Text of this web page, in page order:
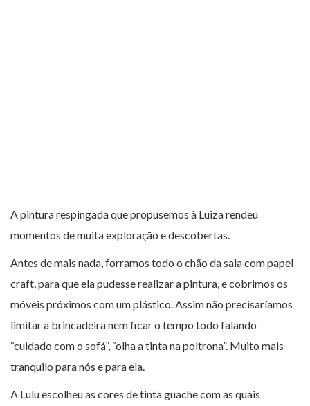
A pintura respingada que propusemos à Luiza rendeu
momentos de muita exploração e descobertas.
Antes de mais nada, forramos todo o chão da sala com papel
craft, para que ela pudesse realizar a pintura, e cobrimos os
móveis próximos com um plástico. Assim não precisaríamos
limitar a brincadeira nem ficar o tempo todo falando
“cuidado com o sofá”, “olha a tinta na poltrona”. Muito mais
tranquilo para nós e para ela.
A Lulu escolheu as cores de tinta guache com as quais